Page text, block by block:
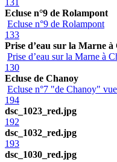
Ecluse n°9 de Rolampont
Ecluse n°9 de Rolampont
133
Prise d’eau sur la Marne à
Prise d’eau sur la Marne à
130
Ecluse de Chanoy
Ecluse n°7 "de Chanoy"
194
dsc_1023_red.jpg
192
dsc_1032_red.jpg
193
dsc_1030_red.jpg